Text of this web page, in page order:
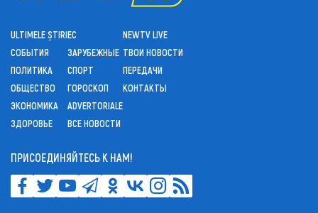
ULTIMELE ȘTIRI
СОБЫТИЯ
ПОЛИТИКА
ОБЩЕСТВО
ЭКОНОМИКА
ЗДОРОВЬЕ
ЕС
ЗАРУБЕЖНЫЕ
СПОРТ
ГОРОСКОП
ADVERTORIALE
ВСЕ НОВОСТИ
NEWTV LIVE
ТВОИ НОВОСТИ
ПЕРЕДАЧИ
КОНТАКТЫ
ПРИСОЕДИНЯЙТЕСЬ К НАМ!